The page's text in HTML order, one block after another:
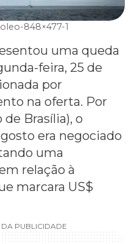
848×477-1
uma queda
feira, 25 de
por
na oferta. Por
Brasília), o
era negociado
uma
relação à
marcara US$
PUBLICIDADE